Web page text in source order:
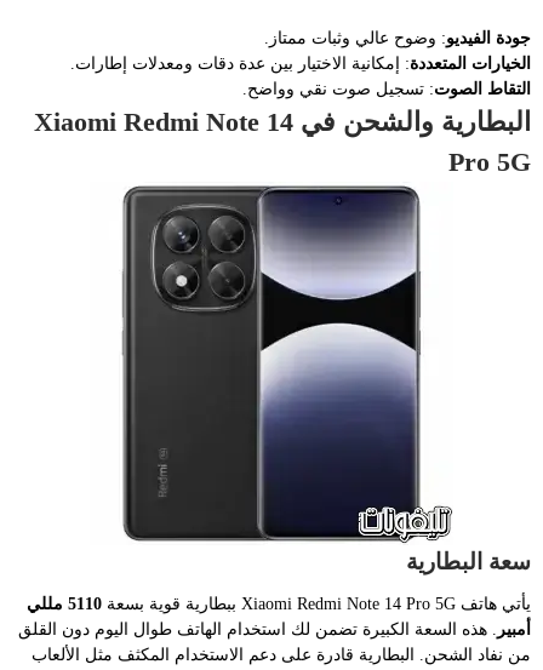
جودة الفيديو: وضوح عالي وثبات ممتاز.
الخيارات المتعددة: إمكانية الاختيار بين عدة دقات ومعدلات إطارات.
التقاط الصوت: تسجيل صوت نقي وواضح.
البطارية والشحن في Xiaomi Redmi Note 14
Pro 5G
سعة البطارية
يأتي هاتف Xiaomi Redmi Note 14 Pro 5G ببطارية قوية بسعة
5110 مللي
أمبير . هذه السعة الكبيرة تضمن لك استخدام الهاتف طوال اليوم دون القلق
من نفاد الشحن. البطارية قادرة على دعم الاستخدام المكثف مثل الألعاب